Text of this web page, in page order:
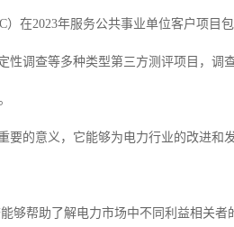
）在2023年服务公共事业单位客户项目
性调查等多种类型第三方测评项目 ，调
要的意义，它能够为电力行业的改进和
够帮助了解电力市场中不同利益相关